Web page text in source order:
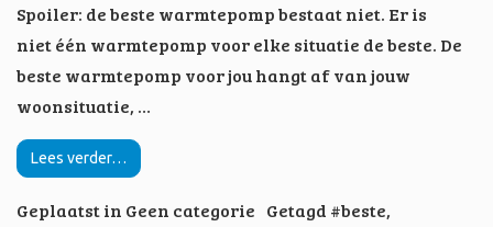
Spoiler: de beste warmtepomp bestaat niet. Er is
niet één warmtepomp voor elke situatie de beste. De
beste warmtepomp voor jou hangt af van jouw
woonsituatie, …
Lees verder…
Geplaatst in Geen categorie Getagd #beste,